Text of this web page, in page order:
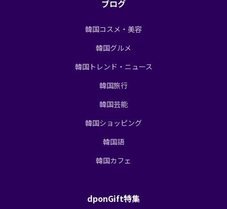
ブログ
韓国コスメ・美容
韓国グルメ
韓国トレンド・ニュース
韓国旅行
韓国芸能
韓国ショッピング
韓国語
韓国カフェ
dponGift特集